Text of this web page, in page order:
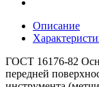
Описание
ГОСТ 16176-82
передней